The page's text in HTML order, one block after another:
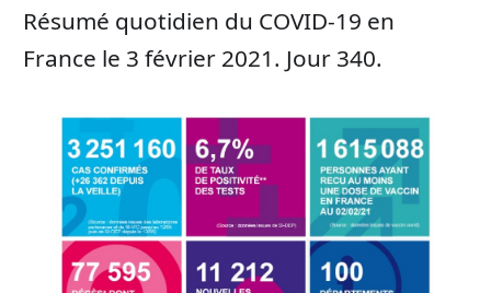
Résumé quotidien du COVID-19 en
France le 3 février 2021. Jour 340.